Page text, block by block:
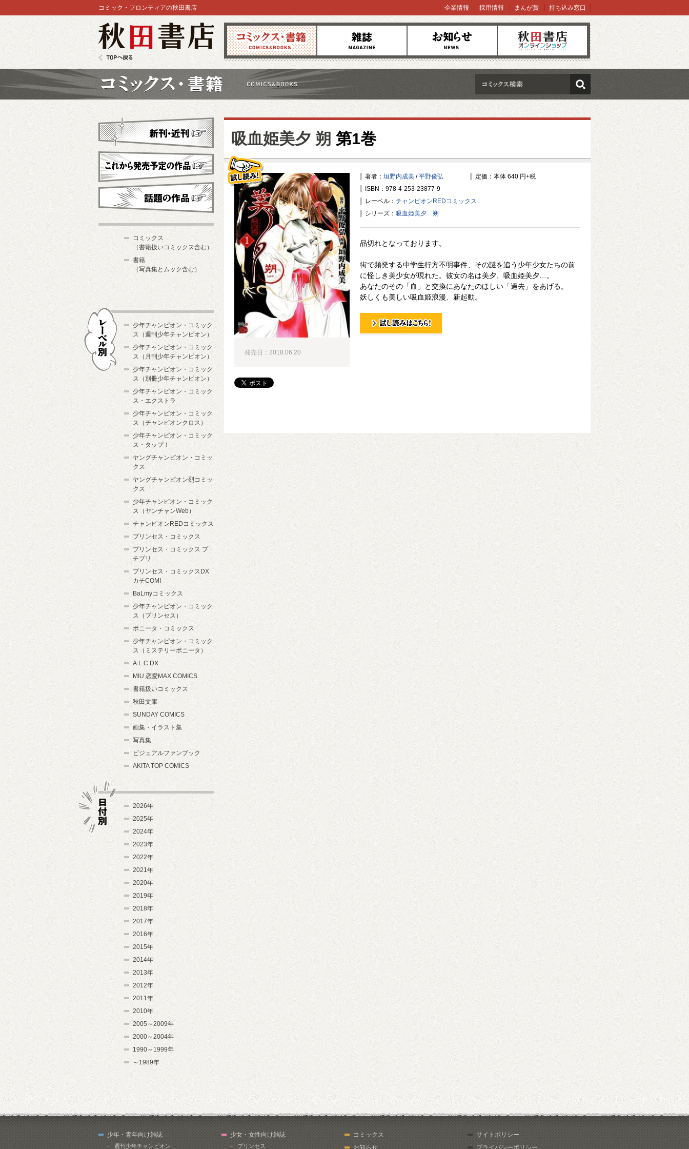
コミックス 雑誌 お知らせ オンラインショップ
コミック・フロンティアの秋田書店 企業情報 採用情報 まんが賞 持ち込み窓口
検索
吸血姫美夕 朔 第1巻
著者： 垣野内成美 /平野俊弘
定価：本体 640 円+税
ISBN：978-4-253-23877-9
レーベル： チャンピオンREDコミックス
シリーズ： 吸血姫美夕 朔
品切れとなっております。
街で頻発する中学生行方不明事件、その謎を追う少年少女たちの前
に怪しき美少女が現れた。彼女の名は美夕、吸血姫美夕…。
あなたのその「血」と交換にあなたのほしい「過去」をあげる。
妖しくも美しい吸血姫浪漫、新起動。
試し読み！
発売日：2018.06.20
新刊・近刊
これから発売予定
コミックス
（書籍扱いコミックス含む）
書籍
（写真集とムック含む）
少年チャンピオン・コミック
ス（週刊少年チャンピオン）
少年チャンピオン・コミック
ス（月刊少年チャンピオン）
少年チャンピオン・コミック
ス（別冊少年チャンピオン）
少年チャンピオン・コミック
ス・エクストラ
少年チャンピオン・コミック
ス（チャンピオンクロス）
少年チャンピオン・コミック
ス・タップ！
ヤングチャンピオン・コミッ
クス
ヤングチャンピオン烈コミッ
クス
少年チャンピオン・コミック
ス（ヤンチャンWeb）
チャンピオンREDコミックス
プリンセス・コミックス
プリンセス・コミックス プ
チプリ
プリンセス・コミックスDX
カチCOMI
BaLmyコミックス
少年チャンピオン・コミック
ス（プリンセス）
ボニータ・コミックス
少年チャンピオン・コミック
ス（ミステリーボニータ）
A.L.C.DX
MIU 恋愛MAX COMICS
書籍扱いコミックス
秋田文庫
SUNDAY COMICS
画集・イラスト集
写真集
ビジュアルファンブック
AKITA TOP COMICS
2026年
2025年
2024年
2023年
2022年
2021年
2020年
2019年
2018年
2017年
2016年
2015年
2014年
2013年
2012年
2011年
2010年
2005～2009年
2000～2004年
1990～1999年
～1989年
少年・青年向け雑誌
週刊少年チャンピオン
少女・女性向け雑誌
プリンセス
コミックス
お知らせ
サイトポリシー
プライバシーポリシー